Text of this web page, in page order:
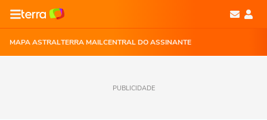
MAPA ASTRALTERRA MAILCENTRAL DO ASSINANTE
PUBLICIDADE